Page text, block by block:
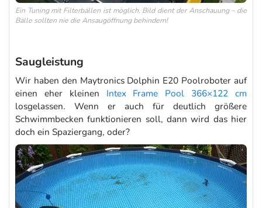
Ein Tuning mit Filterbällen ist möglich. Bild dient der Anschauung – die
Bälle sollten nie die Ansaugöffnung behindern!
Saugleistung
Wir haben den Maytronics Dolphin E20 Poolroboter auf
einen eher kleinen Intex Frame Pool 366×122 cm
losgelassen. Wenn er auch für deutlich größere
Schwimmbecken funktionieren soll, dann wird das hier
doch ein Spaziergang, oder?